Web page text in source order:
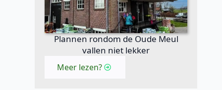
Plannen rondom de Oude Meul
vallen niet lekker
Meer lezen?